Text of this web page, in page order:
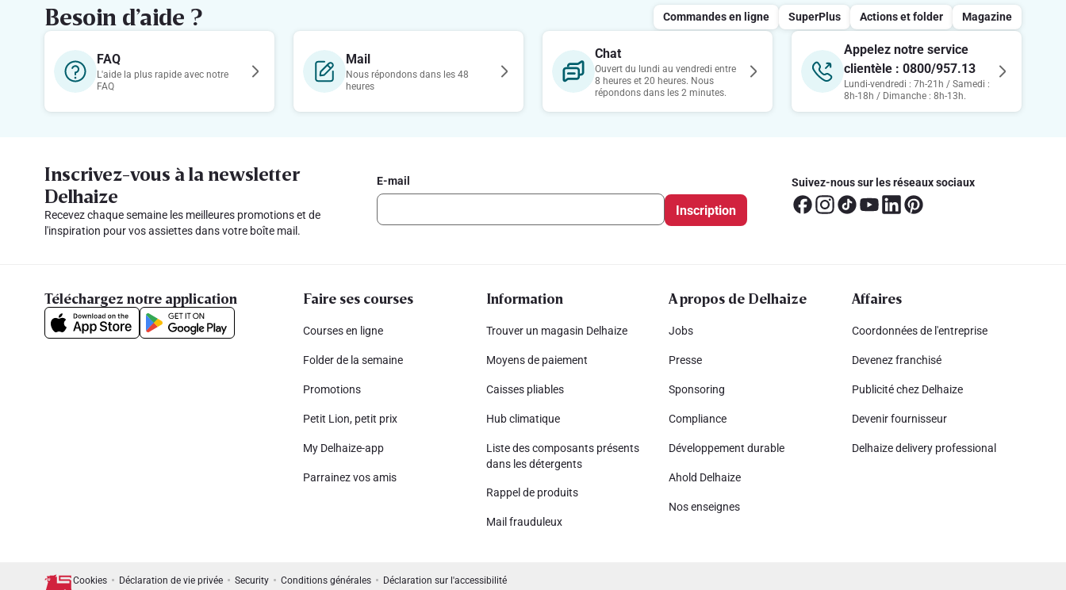
Besoin d’aide ? Commandes en ligne SuperPlus Actions et folder Magazine
FAQ
L'aide la plus rapide avec notre
FAQ
Mail
Nous répondons dans les 48
heures
Chat
Ouvert du lundi au vendredi entre
8 heures et 20 heures. Nous
répondons dans les 2 minutes.
Appelez notre service
clientèle : 0800/957.13
Lundi-vendredi : 7h-21h / Samedi :
8h-18h / Dimanche : 8h-13h.
Inscrivez-vous à la newsletter
Delhaize
Recevez chaque semaine les meilleures promotions et de
l'inspiration pour vos assiettes dans votre boîte mail.
E-mail
Inscription
Suivez-nous sur les réseaux sociaux
Téléchargez notre application Faire ses courses
Courses en ligne
Folder de la semaine
Promotions
Petit Lion, petit prix
My Delhaize-app
Parrainez vos amis
Information
Trouver un magasin Delhaize
Moyens de paiement
Caisses pliables
Hub climatique
Liste des composants présents
dans les détergents
Rappel de produits
Mail frauduleux
A propos de Delhaize
Jobs
Presse
Sponsoring
Compliance
Développement durable
Ahold Delhaize
Nos enseignes
Affaires
Coordonnées de l'entreprise
Devenez franchisé
Publicité chez Delhaize
Devenir fournisseur
Delhaize delivery professional
Cookies Déclaration de vie privée Security Conditions générales
Déclaration sur l'accessibilité